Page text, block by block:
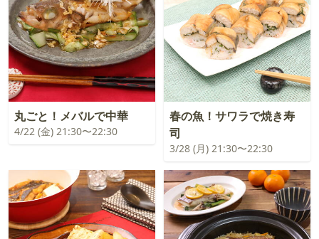
丸ごと！メバルで中華
4/22 (金) 21:30〜22:30
春の魚！サワラで焼き寿
司
3/28 (月) 21:30〜22:30